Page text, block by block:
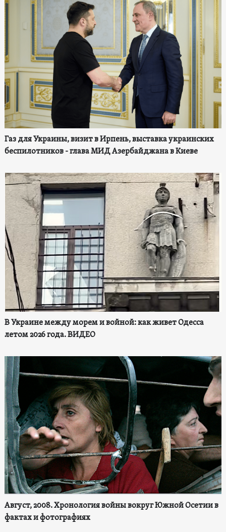
Газ для Украины, визит в Ирпень, выставка украинских
беспилотников - глава МИД Азербайджана в Киеве
В Украине между морем и войной: как живет Одесса
летом 2026 года. ВИДЕО
Август, 2008. Хронология войны вокруг Южной Осетии в
фактах и фотографиях